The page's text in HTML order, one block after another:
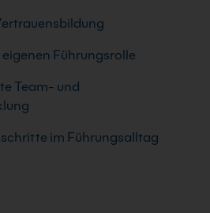
Führungsrolle
Team- und
im Führungsalltag